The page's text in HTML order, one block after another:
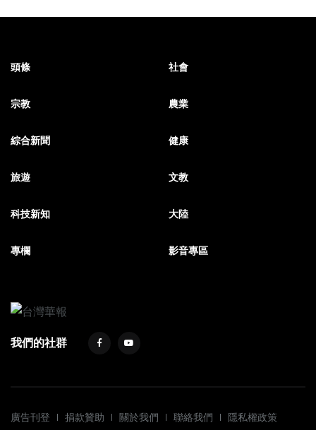
頭條 社會
宗教 農業
綜合新聞 健康
旅遊 文教
科技新知 大陸
專欄 影音專區
我們的社群
廣告刊登 捐款贊助 關於我們 聯絡我們 隱私權政策